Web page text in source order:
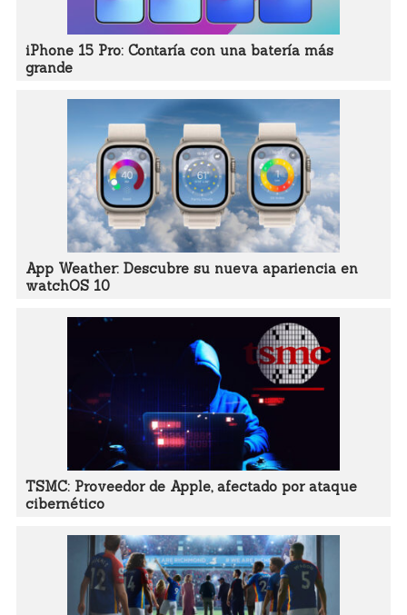
iPhone 15 Pro: Contaría con una batería más
grande
App Weather: Descubre su nueva apariencia en
watchOS 10
TSMC: Proveedor de Apple, afectado por ataque
cibernético